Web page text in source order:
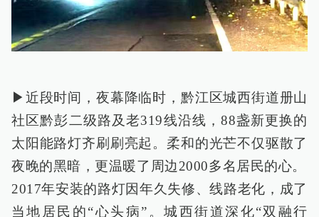
▶近段时间，夜幕降临时，黔江区城西街道册山
社区黔彭二级路及老319线沿线，88盏新更换的
太阳能路灯齐刷刷亮起。柔和的光芒不仅驱散了
夜晚的黑暗，更温暖了周边2000多名居民的心。
2017年安装的路灯因年久失修、线路老化，成了
当地居民的“心头病”。城西街道深化“双融行